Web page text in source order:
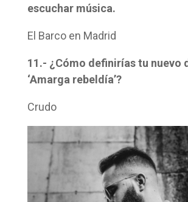
escuchar música.
El Barco en Madrid
11.- ¿Cómo definirías tu nuevo
‘Amarga rebeldía’?
Crudo